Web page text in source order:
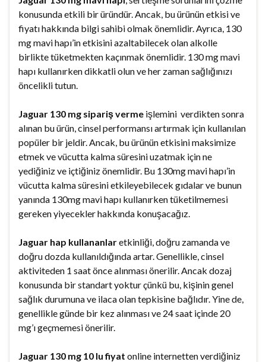
konusunda etkili bir üründür. Ancak, bu ürünün etkisi ve
fiyatı hakkında bilgi sahibi olmak önemlidir. Ayrıca, 130
mg mavi hapı’in etkisini azaltabilecek olan alkolle
birlikte tüketmekten kaçınmak önemlidir. 130 mg mavi
hapı kullanırken dikkatli olun ve her zaman sağlığınızı
öncelikli tutun.
Jaguar 130 mg sipariş verme işlemini verdikten sonra
alınan bu ürün, cinsel performansı artırmak için kullanılan
popüler bir jeldir. Ancak, bu ürünün etkisini maksimize
etmek ve vücutta kalma süresini uzatmak için ne
yediğiniz ve içtiğiniz önemlidir. Bu 130mg mavi hapı’in
vücutta kalma süresini etkileyebilecek gıdalar ve bunun
yanında 130mg mavi hapı kullanırken tüketilmemesi
gereken yiyecekler hakkında konuşacağız.
Jaguar hap kullananlaretkinliği, doğru zamanda ve
doğru dozda kullanıldığında artar. Genellikle, cinsel
aktiviteden 1 saat önce alınması önerilir. Ancak dozaj
konusunda bir standart yoktur çünkü bu, kişinin genel
sağlık durumuna ve ilaca olan tepkisine bağlıdır. Yine de,
genellikle günde bir kez alınması ve 24 saat içinde 20
mg’ı geçmemesi önerilir.
Jaguar 130 mg 10 lu fiyat online internetten verdiğiniz